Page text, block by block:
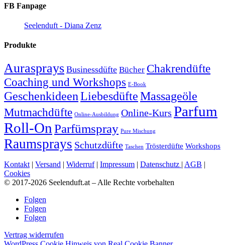
FB Fanpage
Seelenduft - Diana Zenz
Produkte
Aurasprays Businessdüfte Bücher Chakrendüfte
Coaching und Workshops E-Book
GeschenkideenLiebesdüfteMassageöle
Mutmachdüfte Online-Ausbildung Online-Kurs Parfum
Roll-On Parfümspray Pure Mischung
Raumsprays Schutzdüfte Taschen Trösterdüfte Workshops
Kontakt | Versand | Widerruf| Impressum | Datenschutz | AGB |
Cookies
© 2017-2026 Seelenduft.at – Alle Rechte vorbehalten
Folgen
Folgen
Folgen
Vertrag widerrufen